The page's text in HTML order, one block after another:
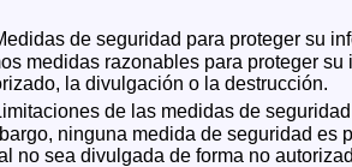
de seguridad para proteger su
medidas razonables para proteger
la divulgación o la destrucción.
de las medidas de seguridad
ninguna medida de seguridad es
no sea divulgada de forma no